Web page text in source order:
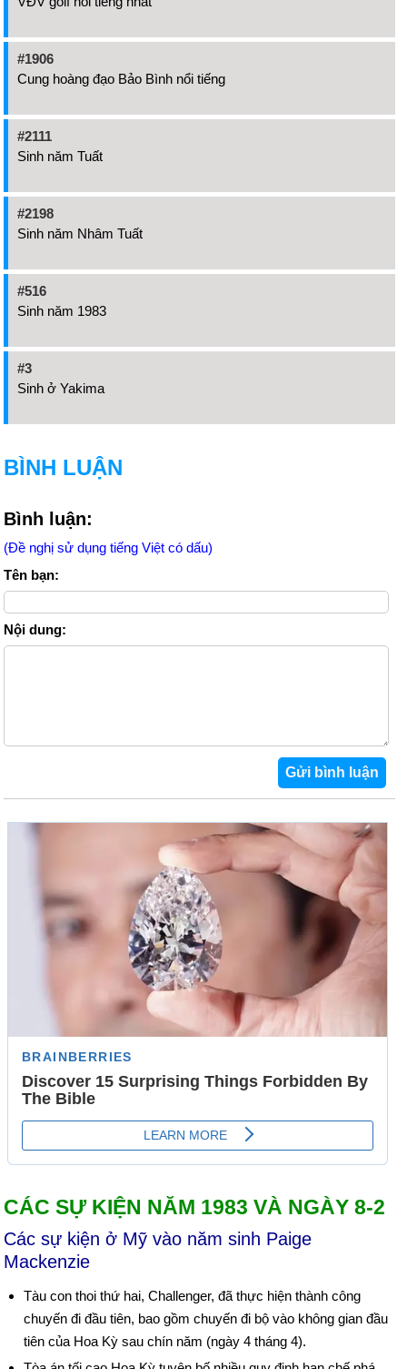
#1906
Cung hoàng đạo Bảo Bình nổi tiếng
#2111
Sinh năm Tuất
#2198
Sinh năm Nhâm Tuất
#516
Sinh năm 1983
#3
Sinh ở Yakima
BÌNH LUẬN
Bình luận:
(Đề nghị sử dụng tiếng Việt có dấu)
Tên bạn:
Nội dung:
CÁC SỰ KIỆN NĂM 1983 VÀ NGÀY 8-2
Các sự kiện ở Mỹ vào năm sinh Paige
Mackenzie
Tàu con thoi thứ hai, Challenger, đã thực hiện thành công
chuyến đi đầu tiên, bao gồm chuyến đi bộ vào không gian đầu
tiên của Hoa Kỳ sau chín năm (ngày 4 tháng 4).